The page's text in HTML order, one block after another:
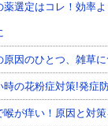
薬選定はコレ！効率
原因のひとつ、雑草
時の花粉症対策!発症
喉が痒い！原因と対